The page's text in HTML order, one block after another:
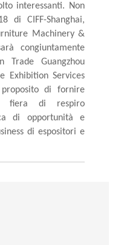
interessanti. Non
di CIFF-Shanghai,
Machinery &
congiuntamente
Trade Guangzhou
Exhibition Services
di fornire
fiera di respiro
di opportunità e
di espositori e